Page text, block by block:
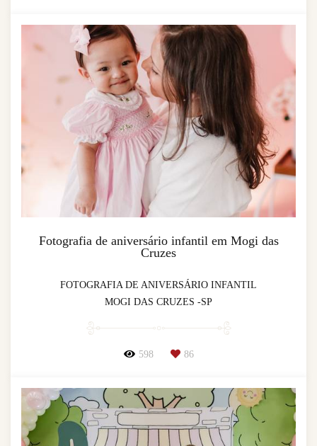
Fotografia de aniversário infantil em Mogi das
Cruzes
FOTOGRAFIA DE ANIVERSÁRIO INFANTIL
MOGI DAS CRUZES -SP
598 86